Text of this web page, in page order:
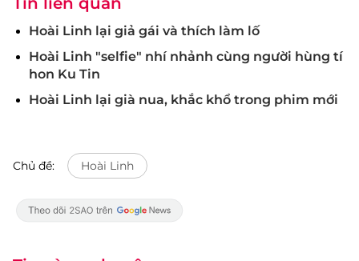
Hoài Linh lại giả gái và thích làm lố
Hoài Linh "selfie" nhí nhảnh cùng người hùng tí
hon Ku Tin
Hoài Linh lại già nua, khắc khổ trong phim mới
Chủ đề: Hoài Linh